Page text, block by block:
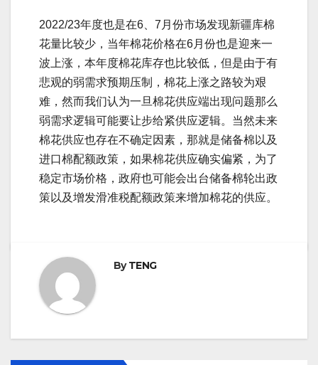
2022/23年度也是在6、7月份市场发现新疆库棉
花量比较少，当年棉花价格在6月份也是迎来一
波上涨，本年度棉花库存也比较低，但是由于有
悲观的弱需求预期压制，棉花上涨之路较为艰
难，然而我们认为一旦棉花供应端出现问题那么
弱需求逻辑可能要让步给紧供应逻辑。当然未来
棉花供应也存在不确定因素，那就是储备棉以及
进口棉配额政策，如果棉花供应确实偏紧，为了
稳定市场价格，政府也可能会出台储备棉轮出政
策以及增发滑准税配额政策来增加棉花的供应。
ByTENG